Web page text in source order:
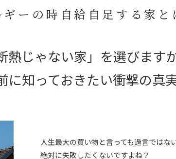
ーの時自給自足する家と
熱じゃない家」 を選びます
に知っておきたい衝撃の真
人生最大の買い物と言っても過言ではな
絶対に失敗したくないですよね？